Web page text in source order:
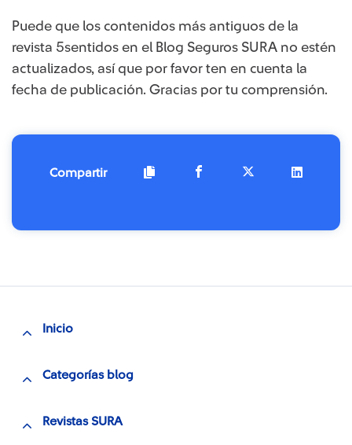
Puede que los contenidos más antiguos de la
revista 5sentidos en el Blog Seguros SURA no estén
actualizados, así que por favor ten en cuenta la
fecha de publicación. Gracias por tu comprensión.
Compartir
Inicio
Categorías blog
Revistas SURA